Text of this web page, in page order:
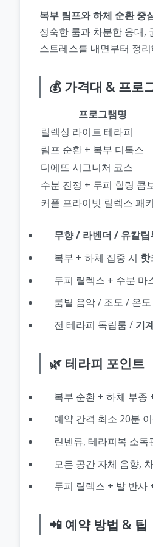
복부 림프와 하체 순환 중
정숙한 룸과 차분한 응대,
스트레스를 내면부터 정
💰 가격대 & 프로
프로그램명
릴렉싱 라이트 테라피
림프 순환 + 복부 디톡스
디에뜨 시그니처 코스
수분 진정 + 두피 힐링 콤
커플 프라이빗 릴렉스 패
무향 / 라벤더 / 유칼립
복부 + 하체 집중 시
두피 릴렉스 + 수분 마
룸별 음악 / 조도 / 온
전 테라피 독립룸 / 기
🌿 테라피 포인트
복부 순환 + 하체 부종
예약 간격 최소 20분
린넨류, 테라피복 소
모든 공간 자체 음향,
두피 릴렉스 + 발 반사
📲 예약 방법 & 팁